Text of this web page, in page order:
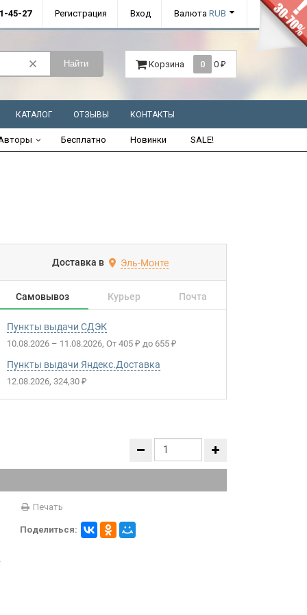
45-27 Регистрация Вход Валюта RUB
Найти Корзина 0 0 ₽
КАТАЛОГ ОТЗЫВЫ КОНТАКТЫ
Бесплатно Новинки SALE!
Доставка в Эль-Монте
Самовывоз Курьер Почта
Пункты выдачи СДЭК
10.08.2026 – 11.08.2026 От 405₽ до 655₽
Пункты выдачи Яндекс.Доставка
12.08.2026 324,30₽
Печать
Поделиться: